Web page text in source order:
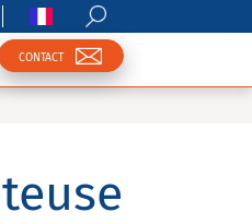
CONTACT